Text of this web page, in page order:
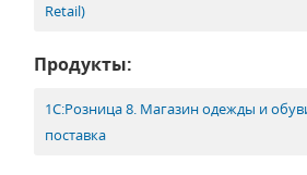
Retail)
Продукты:
1С:Розница 8. Магазин одежды и
поставка